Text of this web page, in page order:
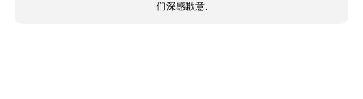
们深感歉意.